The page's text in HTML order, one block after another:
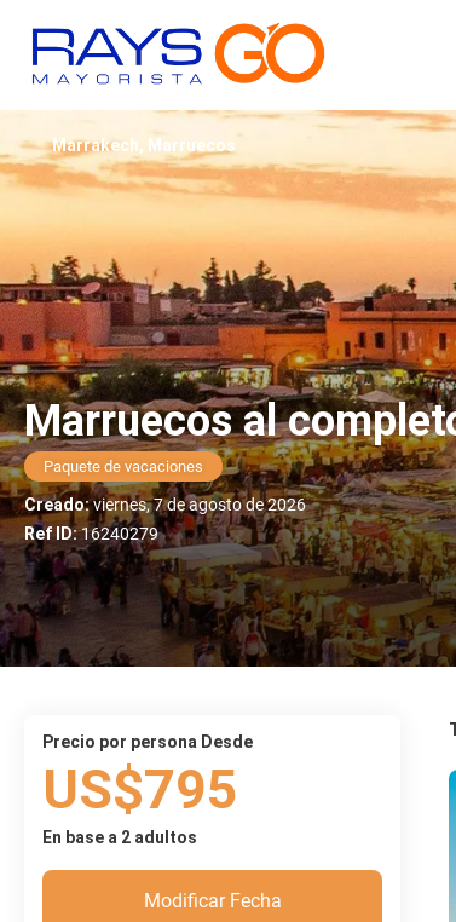
Marruecos al
Paquete de vacaciones
Creado:viernes, 7 de agosto de 2026
Ref ID:16240279
Marrakech, Marruecos
precio por persona Desde
US$795
En base a 2 adultos
Modificar Fecha